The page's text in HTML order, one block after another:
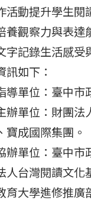
活動提升學生閱
養觀察力與表達
字記錄生活感受
訊如下：
導單位：臺中市
辦單位：財團法
寶成國際集團。
辦單位：臺中市
人台灣閱讀文化
育大學進修推廣